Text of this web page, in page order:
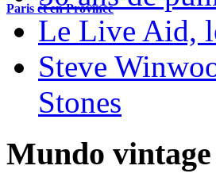
Paris et en Province
Le Live Aid,
Steve
Stones
Mundo